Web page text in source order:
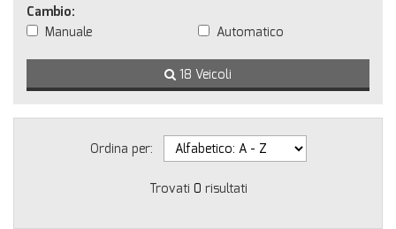
Cambio:
Manuale
Automatico
18 Veicoli
Ordina per:
Trovati 0 risultati